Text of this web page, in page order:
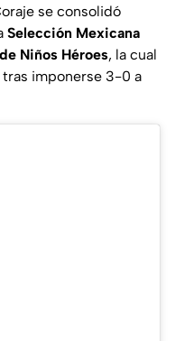
se consolidó
Selección Mexicana
Niños Héroes, la cual
tras imponerse 3-0 a